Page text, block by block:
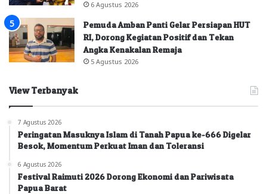
6 Agustus 2026
Pemuda Amban Panti Gelar Persiapan HUT
RI, Dorong Kegiatan Positif dan Tekan
Angka Kenakalan Remaja
5 Agustus 2026
View Terbanyak
7 Agustus 2026
Peringatan Masuknya Islam di Tanah Papua ke-666 Digelar
Besok, Momentum Perkuat Iman dan Toleransi
6 Agustus 2026
Festival Raimuti 2026 Dorong Ekonomi dan Pariwisata
Papua Barat